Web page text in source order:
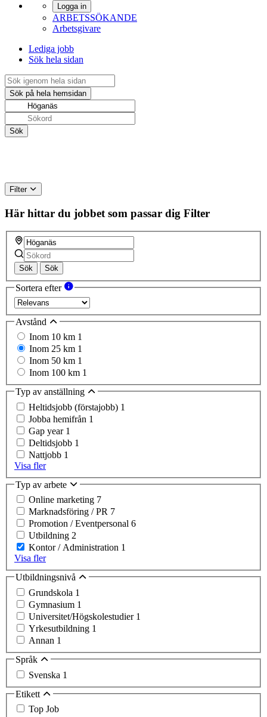
Logga in
ARBETSSÖKANDE
Arbetsgivare
Lediga jobb
Sök hela sidan
Filter
Här hittar du jobbet som passar dig Filter
Sök Sök
Sortera efter
Avstånd
Inom 10 km 1
Inom 25 km 1
Inom 50 km 1
Inom 100 km 1
Typ av anställning
Heltidsjobb (förstajobb) 1
Jobba hemifrån 1
Gap year 1
Deltidsjobb 1
Nattjobb 1
Visa fler
Typ av arbete
Online marketing 7
Marknadsföring / PR 7
Promotion / Eventpersonal 6
Utbildning 2
Kontor / Administration 1
Visa fler
Utbildningsnivå
Grundskola 1
Gymnasium 1
Universitet/Högskolestudier 1
Yrkesutbildning 1
Annan 1
Språk
Svenska 1
Etikett
Top Job